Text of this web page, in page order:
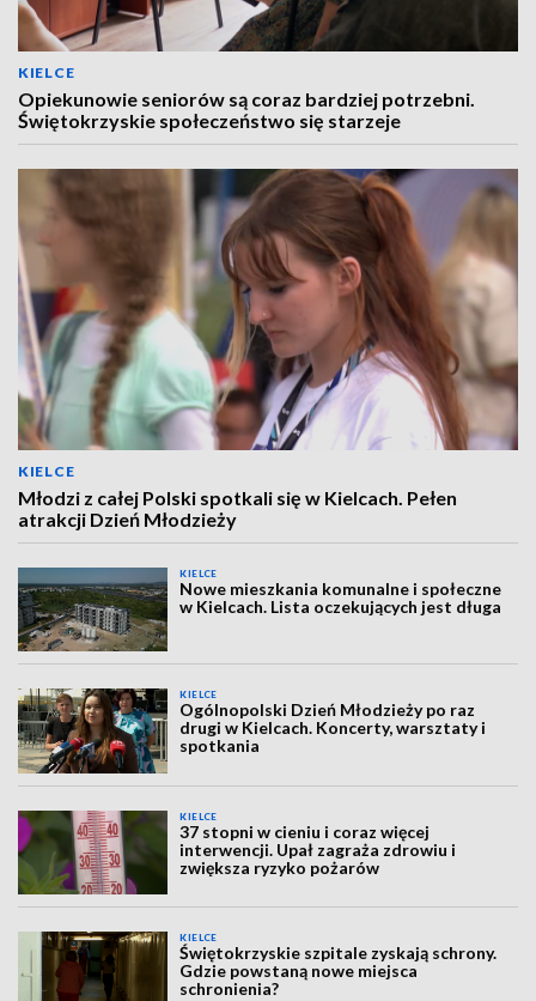
KIELCE
Opiekunowie seniorów są coraz bardziej potrzebni.
Świętokrzyskie społeczeństwo się starzeje
KIELCE
Młodzi z całej Polski spotkali się w Kielcach. Pełen
atrakcji Dzień Młodzieży
KIELCE
Nowe mieszkania komunalne i społeczne
w Kielcach. Lista oczekujących jest długa
KIELCE
Ogólnopolski Dzień Młodzieży po raz
drugi w Kielcach. Koncerty, warsztaty i
spotkania
KIELCE
37 stopni w cieniu i coraz więcej
interwencji. Upał zagraża zdrowiu i
zwiększa ryzyko pożarów
KIELCE
Świętokrzyskie szpitale zyskają schrony.
Gdzie powstaną nowe miejsca
schronienia?